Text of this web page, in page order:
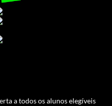
a todos os alunos elegíveis